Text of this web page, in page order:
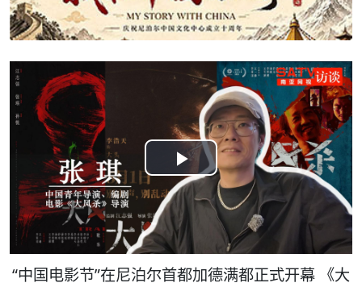
Play
Video
“中国电影节”在尼泊尔首都加德满都正式开幕 《大